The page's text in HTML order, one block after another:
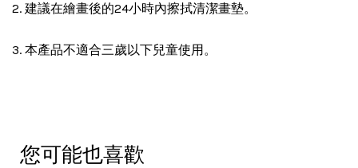
2. 建議在繪畫後的24小時內擦拭清潔畫墊。
3. 本產品不適合三歲以下兒童使用。
您可能也喜歡